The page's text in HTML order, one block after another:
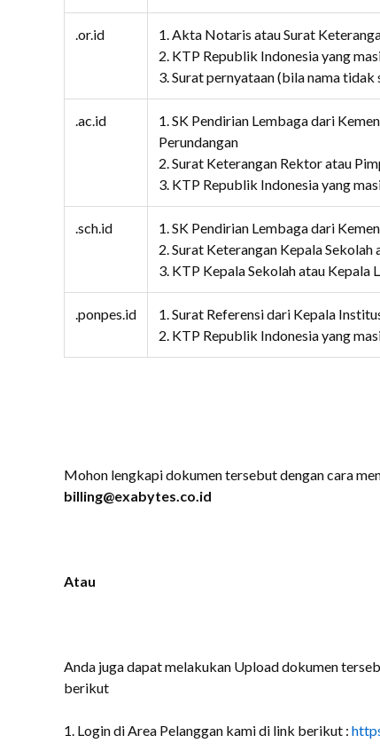
.or.id
1. Akta Notaris atau Surat
2. KTP Republik Indonesia yang
3. Surat pernyataan (bila nama tidak
.ac.id
1. SK Pendirian Lembaga dari
Perundangan
2. Surat Keterangan Rektor atau
3. KTP Republik Indonesia yang
.sch.id
1. SK Pendirian Lembaga dari
2. Surat Keterangan Kepala Sekolah
3. KTP Kepala Sekolah atau Kepala
.ponpes.id
1. Surat Referensi dari Kepala
2. KTP Republik Indonesia yang
Mohon lengkapi dokumen tersebut dengan cara
billing@exabytes.co.id
Atau
Anda juga dapat melakukan Upload dokumen
berikut
1. Login di Area Pelanggan kami di link berikut :